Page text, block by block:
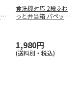
食洗機対応 2段ふわ
っと弁当箱 パペッ
1,980円
(送料別・税込)